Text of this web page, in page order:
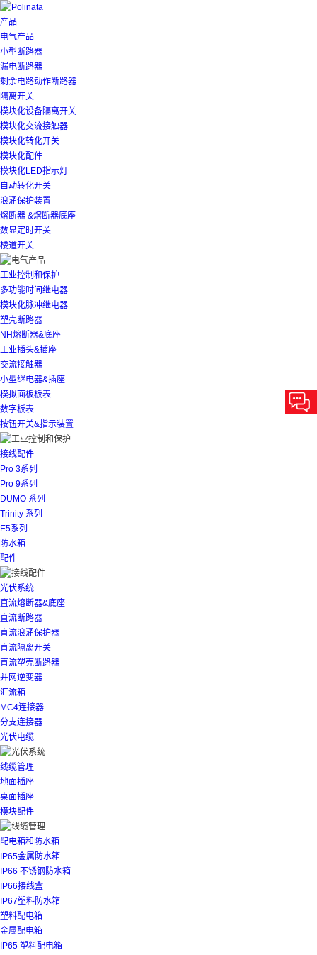
产品
电气产品
小型断路器
漏电断路器
剩余电路动作断路器
隔离开关
模块化设备隔离开关
模块化交流接触器
模块化转化开关
模块化配件
模块化LED指示灯
自动转化开关
浪涌保护装置
熔断器 &熔断器底座
数显定时开关
楼道开关
工业控制和保护
多功能时间继电器
模块化脉冲继电器
塑壳断路器
NH熔断器&底座
工业插头&插座
交流接触器
小型继电器&插座
模拟面板板表
数字板表
按钮开关&指示装置
接线配件
Pro 3系列
Pro 9系列
DUMO 系列
Trinity 系列
E5系列
防水箱
配件
光伏系统
直流熔断器&底座
直流断路器
直流浪涌保护器
直流隔离开关
直流塑壳断路器
并网逆变器
汇流箱
MC4连接器
分支连接器
光伏电缆
线缆管理
地面插座
桌面插座
模块配件
配电箱和防水箱
IP65金属防水箱
IP66 不锈钢防水箱
IP66接线盒
IP67塑料防水箱
塑料配电箱
金属配电箱
IP65 塑料配电箱